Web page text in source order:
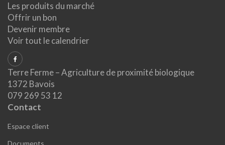
Les produits du marché
Offrir un bon
Devenir membre
Voir tout le calendrier
Terre Ferme – Agriculture de proximité biologique
1372 Bavois
079 269 53 12
Contact
Espace client
Documents